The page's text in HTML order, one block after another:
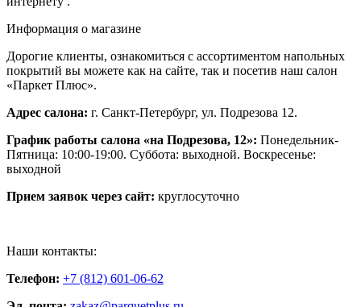
Информация о магазине
Дорогие клиенты, ознакомиться с ассортиментом напольных
покрытий вы можете как на сайте, так и посетив наш салон
«Паркет Плюс».
Адрес салона: г. Санкт-Петербург, ул. Подрезова 12.
График работы салона «на Подрезова, 12»: Понедельник-
Пятница: 10:00-19:00. Суббота: выходной. Воскресенье:
выходной
Прием заявок через сайт: круглосуточно
Наши контакты:
Телефон: +7 (812) 601-06-62